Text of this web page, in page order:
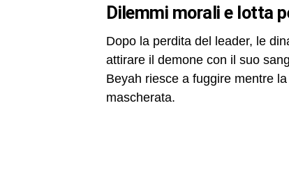
dilemmi morali e lotta
Dopo la perdita del leader, le
attirare il demone con il suo
Beyah riesce a fuggire mentre
mascherata.